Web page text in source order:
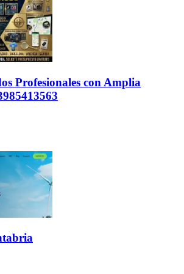
Profesionales con Amplia